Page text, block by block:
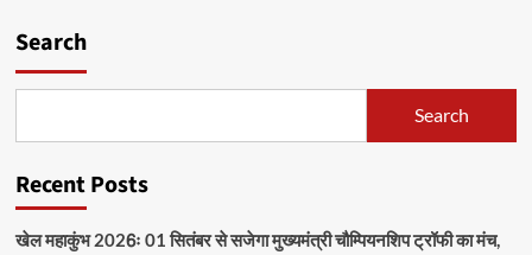
Search
Search
Recent Posts
खेल महाकुंभ 2026ः 01 सितंबर से सजेगा मुख्यमंत्री चौम्पियनशिप ट्रॉफी का मंच,